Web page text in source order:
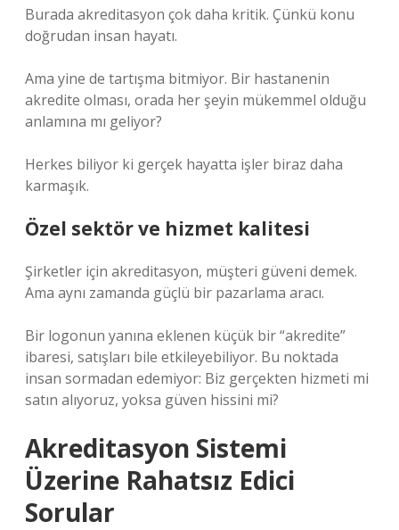
Burada akreditasyon çok daha kritik. Çünkü konu
doğrudan insan hayatı.
Ama yine de tartışma bitmiyor. Bir hastanenin
akredite olması, orada her şeyin mükemmel olduğu
anlamına mı geliyor?
Herkes biliyor ki gerçek hayatta işler biraz daha
karmaşık.
Özel sektör ve hizmet kalitesi
Şirketler için akreditasyon, müşteri güveni demek.
Ama aynı zamanda güçlü bir pazarlama aracı.
Bir logonun yanına eklenen küçük bir “akredite”
ibaresi, satışları bile etkileyebiliyor. Bu noktada
insan sormadan edemiyor: Biz gerçekten hizmeti mi
satın alıyoruz, yoksa güven hissini mi?
Akreditasyon Sistemi
Üzerine Rahatsız Edici
Sorular